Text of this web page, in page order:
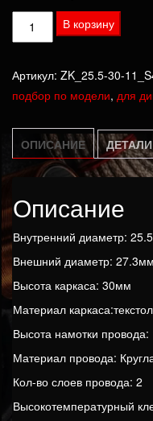
Количество
товара
для
Audiovector
(6.1)
В корзину
Артикул: ZK_25.5-30-
подбор по модели, для
ОПИСАНИЕ ДЕТАЛИ
Описание
Внутренний диаметр:
Внешний диаметр: 27.3мм
Высота каркаса: 30мм
Материал
Высота намотки
Материал провода:
Кол-во слоев провода: 2
Высокотемпературный